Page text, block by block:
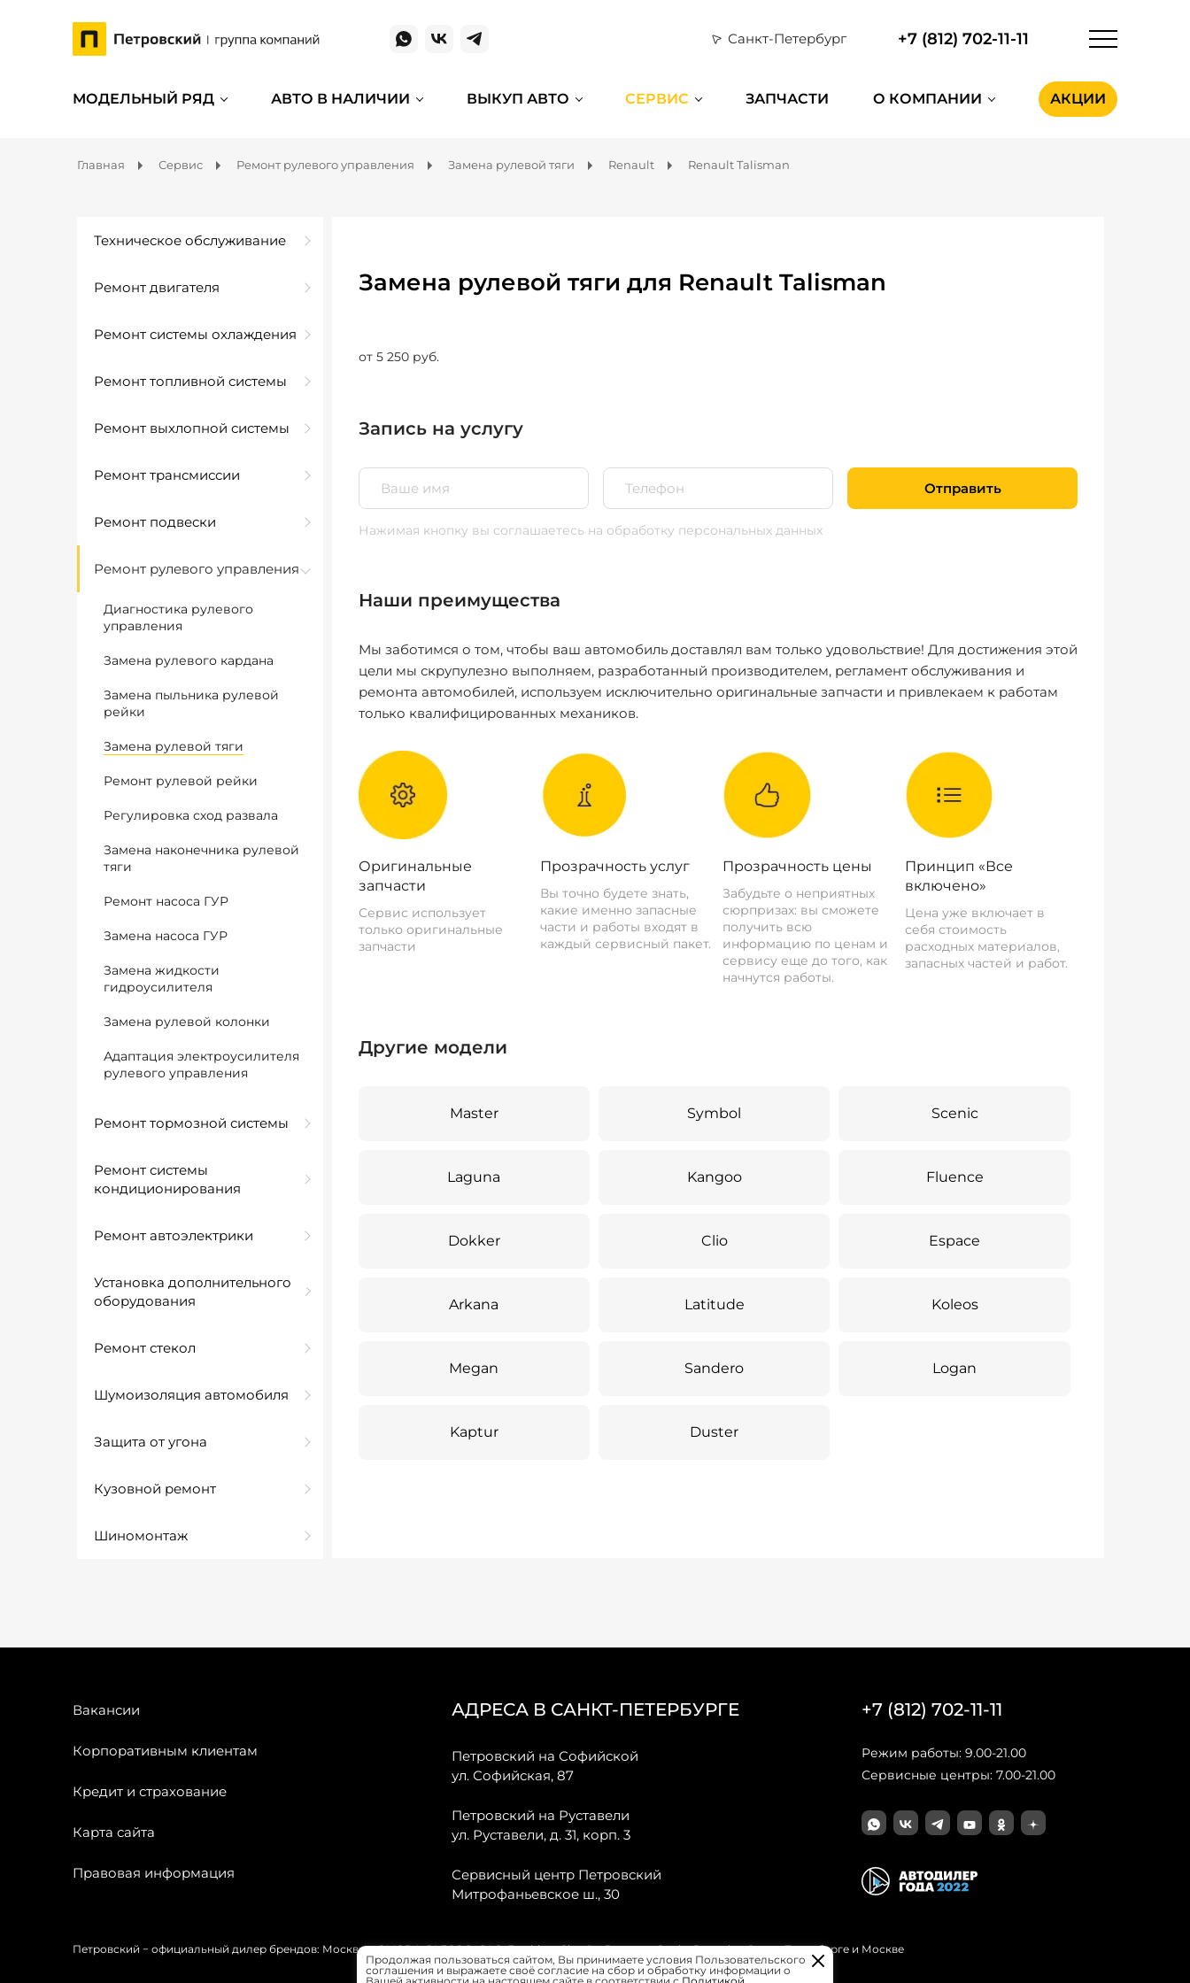
Санкт-Петербург +7 (812) 702-11-11
МОДЕЛЬНЫЙ РЯД АВТО В НАЛИЧИИ ВЫКУП АВТО СЕРВИС ЗАПЧАСТИ О КОМПАНИИ АКЦИИ
Главная Сервис Ремонт рулевого управления Замена рулевой тяги Renault Renault Talisman
Техническое обслуживание
Ремонт двигателя
Ремонт системы охлаждения
Ремонт топливной системы
Ремонт выхлопной системы
Ремонт трансмиссии
Ремонт подвески
Ремонт рулевого управления
Диагностика рулевого
управления
Замена рулевого кардана
Замена пыльника рулевой
рейки
Замена рулевой тяги
Ремонт рулевой рейки
Регулировка сход развала
Замена наконечника рулевой
тяги
Ремонт насоса ГУР
Замена насоса ГУР
Замена жидкости
гидроусилителя
Замена рулевой колонки
Адаптация электроусилителя
рулевого управления
Ремонт тормозной системы
Ремонт системы
кондиционирования
Ремонт автоэлектрики
Установка дополнительного
оборудования
Ремонт стекол
Шумоизоляция автомобиля
Защита от угона
Кузовной ремонт
Шиномонтаж
Замена рулевой тяги для Renault Talisman
от 5 250 руб.
Запись на услугу
Отправить
Нажимая кнопку вы соглашаетесь на обработку персональных данных
Наши преимущества
Мы заботимся о том, чтобы ваш автомобиль доставлял вам только удовольствие! Для достижения этой
цели мы скрупулезно выполняем, разработанный производителем, регламент обслуживания и
ремонта автомобилей, используем исключительно оригинальные запчасти и привлекаем к работам
только квалифицированных механиков.
Оригинальные
запчасти
Сервис использует
только оригинальные
запчасти
Прозрачность услуг
Вы точно будете знать,
какие именно запасные
части и работы входят в
каждый сервисный пакет.
Прозрачность цены
Забудьте о неприятных
сюрпризах: вы сможете
получить всю
информацию по ценам и
сервису еще до того, как
начнутся работы.
Принцип «Все
включено»
Цена уже включает в
себя стоимость
расходных материалов,
запасных частей и работ.
Другие модели
Master Symbol Scenic
Laguna Kangoo Fluence
Dokker Clio Espace
Arkana Latitude Koleos
Megan Sandero Logan
Kaptur Duster
Вакансии
Корпоративным клиентам
Кредит и страхование
Карта сайта
Правовая информация
АДРЕСА В САНКТ-ПЕТЕРБУРГЕ
Петровский на Софийской
ул. Софийская, 87
Петровский на Руставели
ул. Руставели, д. 31, корп. 3
Сервисный центр Петровский
Митрофаньевское ш., 30
+7 (812) 702-11-11
Режим работы: 9.00-21.00
Сервисные центры: 7.00-21.00
Петровский − официальный дилер брендов: Москвич, OMODA, JAECOO, GAC, Forthing, Citroёn, Peugeot, Opel и Renault в Санкт-Петербурге и Москве
Продолжая пользоваться сайтом, Вы принимаете условия Пользовательского
соглашения и выражаете своё согласие на сбор и обработку информации о